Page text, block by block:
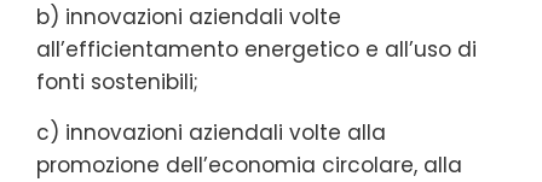
b) innovazioni aziendali volte
all’efficientamento energetico e all’uso di
fonti sostenibili;
c) innovazioni aziendali volte alla
promozione dell’economia circolare, alla